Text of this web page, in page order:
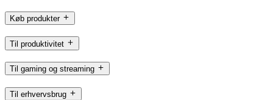
Køb produkter
Til produktivitet
Til gaming og streaming
Til erhvervsbrug